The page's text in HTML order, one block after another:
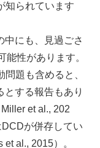
知られています
にも、見過ごさ
性があります。
題も含めると、
する報告もあり
et al., 202
が併存してい
al., 2015）。